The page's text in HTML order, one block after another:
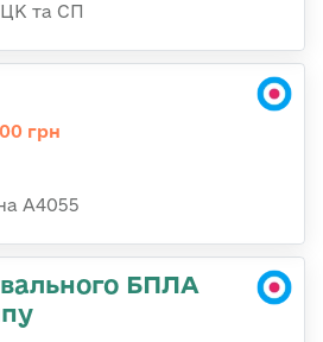
та СП
грн
А4055
БПЛА